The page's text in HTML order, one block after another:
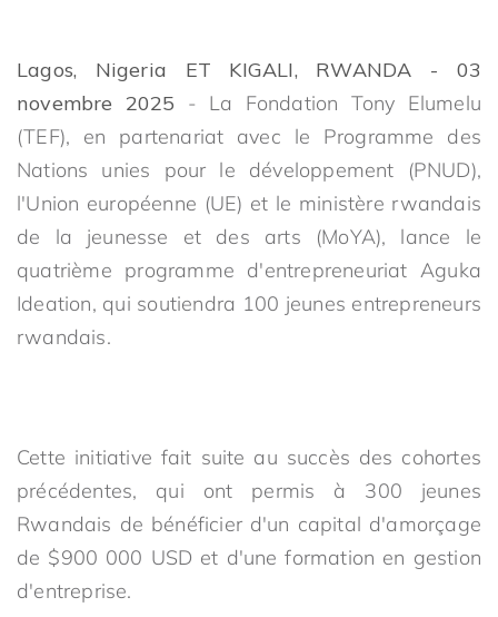
Lagos, Nigeria ET KIGALI, RWANDA - 03
novembre 2025 - La Fondation Tony Elumelu
(TEF), en partenariat avec le Programme des
Nations unies pour le développement (PNUD),
l'Union européenne (UE) et le ministère rwandais
de la jeunesse et des arts (MoYA), lance le
quatrième programme d'entrepreneuriat Aguka
Ideation, qui soutiendra 100 jeunes entrepreneurs
rwandais.
Cette initiative fait suite au succès des cohortes
précédentes, qui ont permis à 300 jeunes
Rwandais de bénéficier d'un capital d'amorçage
de $900 000 USD et d'une formation en gestion
d'entreprise.